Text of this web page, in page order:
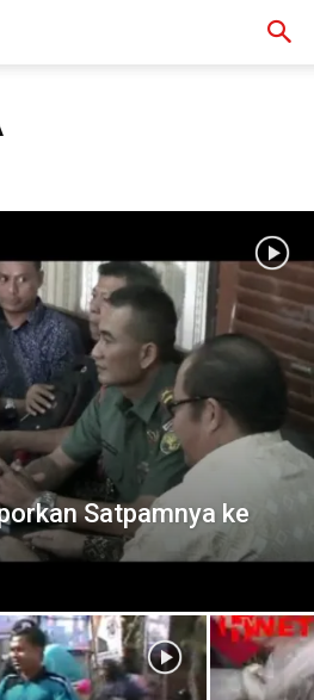
Satpamnya ke